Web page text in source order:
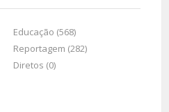
Educação (568)
Reportagem (282)
Diretos (0)